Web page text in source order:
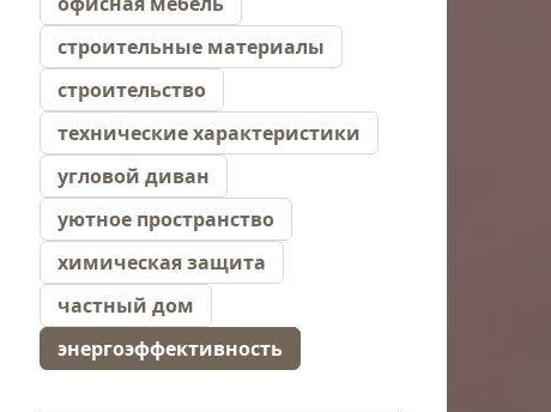
строительные материалы
строительство
технические характеристики
угловой диван
уютное пространство
химическая защита
частный дом
энергоэффективность